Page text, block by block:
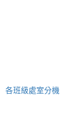
各班級處室分機